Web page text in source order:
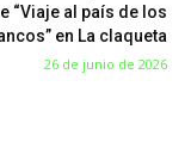
“Viaje al país de los
en La claqueta
26 de junio de 2026